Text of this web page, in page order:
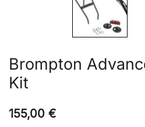
Brompton
Kit
155,00 €